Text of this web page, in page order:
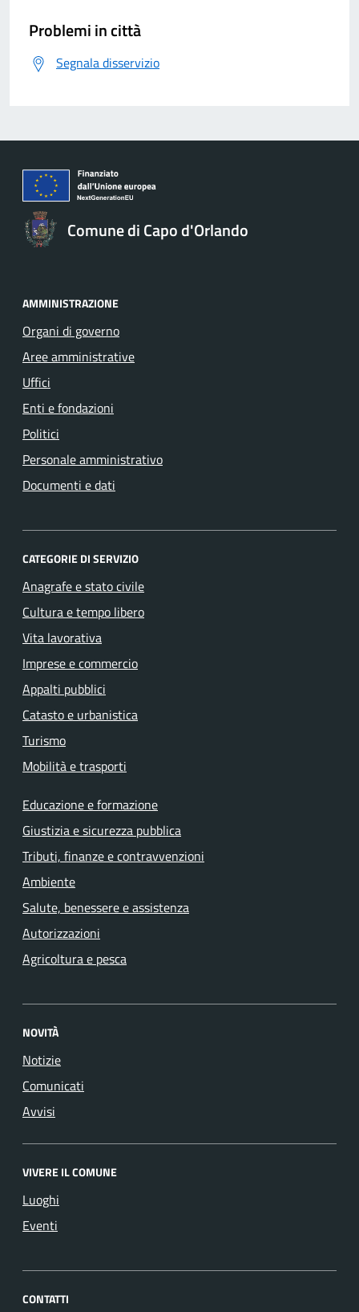
Problemi in città
Segnala disservizio
Comune di Capo d'Orlando
AMMINISTRAZIONE
Organi di governo
Aree amministrative
Uffici
Enti e fondazioni
Politici
Personale amministrativo
Documenti e dati
CATEGORIE DI SERVIZIO
Anagrafe e stato civile
Cultura e tempo libero
Vita lavorativa
Imprese e commercio
Appalti pubblici
Catasto e urbanistica
Turismo
Mobilità e trasporti
Educazione e formazione
Giustizia e sicurezza pubblica
Tributi, finanze e contravvenzioni
Ambiente
Salute, benessere e assistenza
Autorizzazioni
Agricoltura e pesca
NOVITÀ
Notizie
Comunicati
Avvisi
VIVERE IL COMUNE
Luoghi
Eventi
CONTATTI